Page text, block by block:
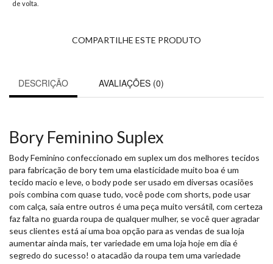
de volta.
COMPARTILHE ESTE PRODUTO
DESCRIÇÃO AVALIAÇÕES (0)
Bory Feminino Suplex
Body Feminino confeccionado em suplex um dos melhores tecidos
para fabricação de bory tem uma elasticidade muito boa é um
tecido macio e leve, o body pode ser usado em diversas ocasiões
pois combina com quase tudo, você pode com shorts, pode usar
com calça, saia entre outros é uma peça muito versátil, com certeza
faz falta no guarda roupa de qualquer mulher, se você quer agradar
seus clientes está aí uma boa opção para as vendas de sua loja
aumentar ainda mais, ter variedade em uma loja hoje em dia é
segredo do sucesso! o atacadão da roupa tem uma variedade